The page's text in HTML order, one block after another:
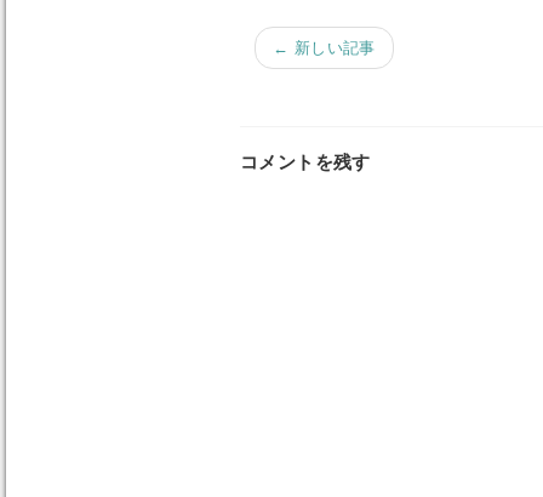
← 新しい記事
コメントを残す